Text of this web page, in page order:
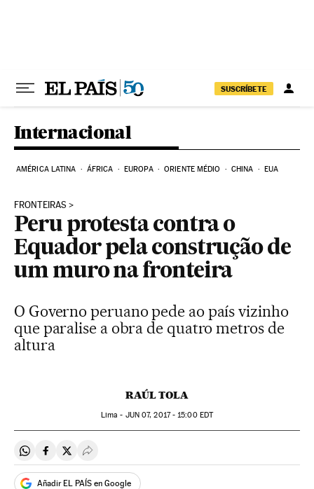
SUSCRÍBETE
Internacional
AMÉRICA LATINA ÁFRICA EUROPA ORIENTE MÉDIO CHINA EUA
FRONTEIRAS
Peru protesta contra o
Equador pela construção de
um muro na fronteira
O Governo peruano pede ao país vizinho
que paralise a obra de quatro metros de
altura
RAÚL TOLA
Lima - JUN07, 2017 - 15:00EDT
Compartir en Whatsapp
Compartir en Facebook
Compartir en Twitter
Desplegar Redes Sociales
Añadir EL PAÍS en Google